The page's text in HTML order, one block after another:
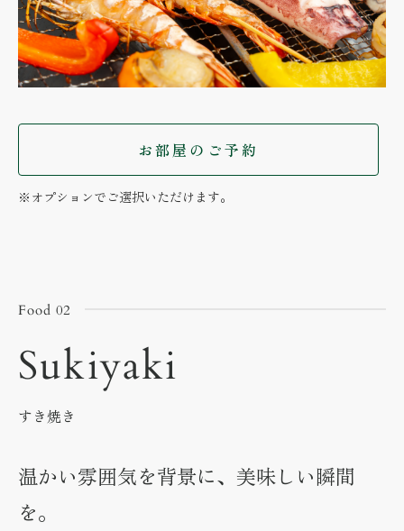
お部屋のご予約
※オプションでご選択いただけます。
Food 02
Sukiyaki
すき焼き
温かい雰囲気を背景に、美味しい瞬間
を。